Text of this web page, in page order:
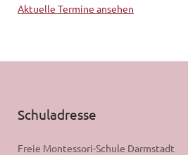
Aktuelle Termine ansehen
Schuladresse
Freie Montessori-Schule Darmstadt